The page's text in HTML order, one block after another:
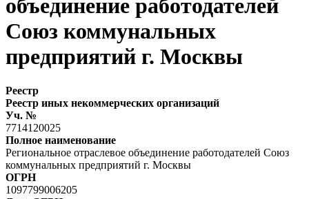
объединение работодателей
Союз коммунальных
предприятий г. Москвы
Реестр
Реестр иных некоммерческих организаций
Уч. №
7714120025
Полное наименование
Региональное отраслевое объединение работодателей Союз
коммунальных предприятий г. Москвы
ОГРН
1097799006205